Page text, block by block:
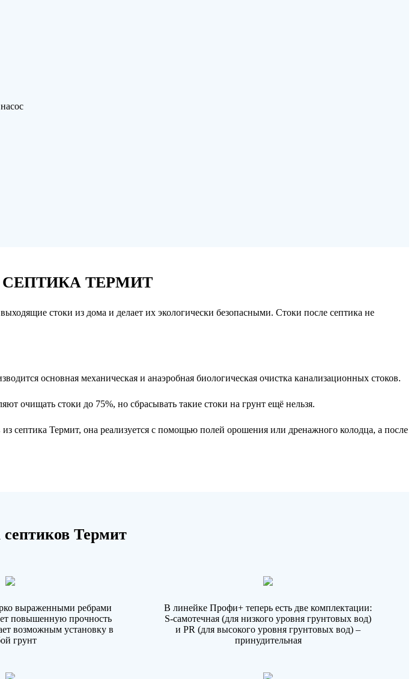
ТЕРМИТ
стоки из дома и делает их экологически безопасными. Стоки после септика не
основная механическая и анаэробная биологическая очистка канализационных стоков.
очищать стоки до 75%, но сбрасывать такие стоки на грунт ещё нельзя.
септика Термит, она реализуется с помощью полей орошения или дренажного колодца, а после
Термит
выраженными ребрами
повышенную прочность
возможным установку в
грунт
В линейке Профи+ теперь есть две комплектации:
S-самотечная (для низкого уровня грунтовых вод)
и PR (для высокого уровня грунтовых вод) –
принудительная